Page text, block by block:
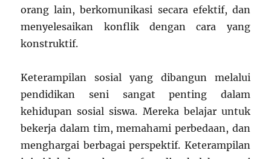
orang lain, berkomunikasi secara efektif, dan
menyelesaikan konflik dengan cara yang
konstruktif.
Keterampilan sosial yang dibangun melalui
pendidikan seni sangat penting dalam
kehidupan sosial siswa. Mereka belajar untuk
bekerja dalam tim, memahami perbedaan, dan
menghargai berbagai perspektif. Keterampilan